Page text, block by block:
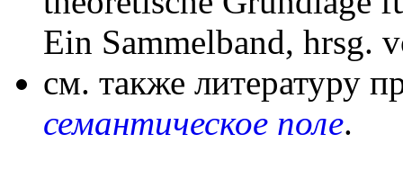
Ein Sammelband, hrsg.
см. также литературу
семантическое поле.